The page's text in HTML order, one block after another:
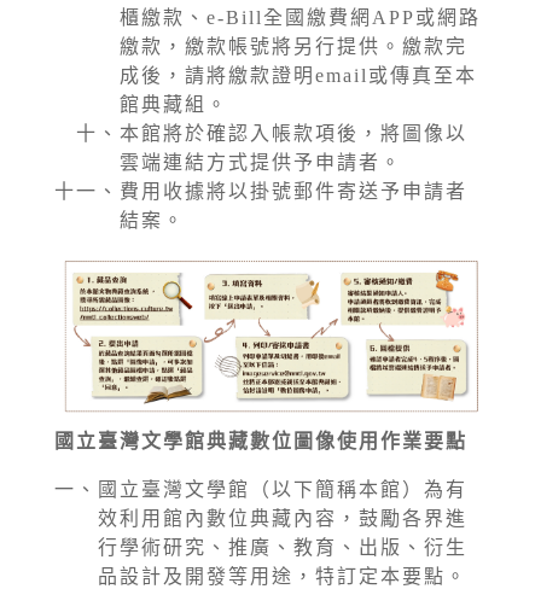
櫃繳款、e-Bill全國繳費網APP或網路
繳款，繳款帳號將另行提供。繳款完
成後，請將繳款證明email或傳真至本
館典藏組。
十、 本館將於確認入帳款項後，將圖像以
雲端連結方式提供予申請者。
十一、 費用收據將以掛號郵件寄送予申請者
結案。
國立臺灣文學館典藏數位圖像使用作業要點
一、
國立臺灣文學館（以下簡稱本館）為有
效利用館內數位典藏內容，鼓勵各界進
行學術研究、推廣、教育、出版、衍生
品設計及開發等用途，特訂定本要點。